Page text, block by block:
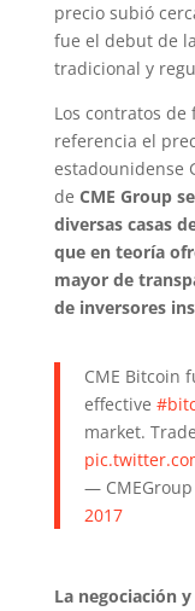
precio subió
fue el debut de
tradicional y
Los contratos
referencia el
estadounidense
de CME Group
diversas casas
que en teoría
mayor de
de inversores
CME Bitcoin
effective
market. Trade
— CMEGroup
2017
La negociación